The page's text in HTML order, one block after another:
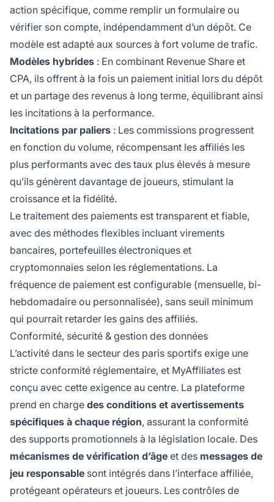
action spécifique, comme remplir un formulaire ou
vérifier son compte, indépendamment d’un dépôt. Ce
modèle est adapté aux sources à fort volume de trafic.
Modèles hybrides : En combinant Revenue Share et
CPA, ils offrent à la fois un paiement initial lors du dépôt
et un partage des revenus à long terme, équilibrant ainsi
les incitations à la performance.
Incitations par paliers : Les commissions progressent
en fonction du volume, récompensant les affiliés les
plus performants avec des taux plus élevés à mesure
qu’ils génèrent davantage de joueurs, stimulant la
croissance et la fidélité.
Le traitement des paiements est transparent et fiable,
avec des méthodes flexibles incluant virements
bancaires, portefeuilles électroniques et
cryptomonnaies selon les réglementations. La
fréquence de paiement est configurable (mensuelle, bi-
hebdomadaire ou personnalisée), sans seuil minimum
qui pourrait retarder les gains des affiliés.
Conformité, sécurité & gestion des données
L’activité dans le secteur des paris sportifs exige une
stricte conformité réglementaire, et MyAffiliates est
conçu avec cette exigence au centre. La plateforme
prend en charge des conditions et avertissements
spécifiques à chaque région, assurant la conformité
des supports promotionnels à la législation locale. Des
mécanismes de vérification d’âge et des messages de
jeu responsable sont intégrés dans l’interface affiliée,
protégeant opérateurs et joueurs. Les contrôles de